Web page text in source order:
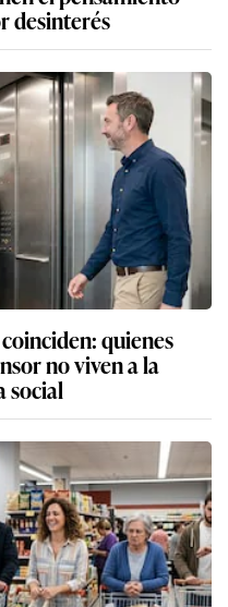
desinterés
quienes
no viven a la
social